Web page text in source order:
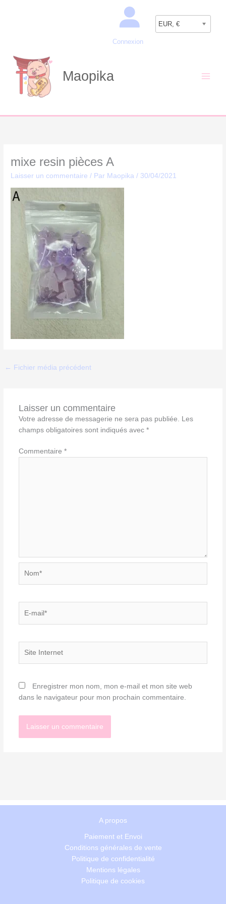
Connexion
EUR, €
Maopika
mixe resin pièces A
Laisser un commentaire / Par Maopika/ 30/04/2021
← Fichier média précédent
Laisser un commentaire
Votre adresse de messagerie ne sera pas publiée.
Les
champs obligatoires sont indiqués avec *
Commentaire *
mail*
Enregistrer mon nom, mon e-mail et mon site web
dans le navigateur pour mon prochain commentaire.
A propos
Paiement et Envoi
Conditions générales de vente
Politique de confidentialité
Mentions légales
Politique de cookies
Recherche